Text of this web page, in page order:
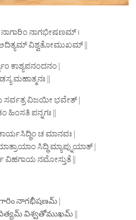
ನಾಗಭೀಷಣಮ್ ।
ಅದಿತ್ಯಮ್ ವಿಶ್ವತೋಮುಖಮ್ ||
ಕಾಶ್ಯಪನಂದನಂ |
ಮಹಾತ್ಮನಃ ||
ಸರ್ವತ್ರ ವಿಜಯೀ ಭವೇತ್ |
ಹಿಂಸತಿ ಪನ್ನಗಃ ||
ಚ ಮಾನವಃ |
ಸಿದ್ಧಿ ಮ್ಯಾಪ್ನುಯಾತ್ |
ವಿಹಗಾಯ ನಮೋಸ್ತುತೆ ||
నాగభీషణమ్ |
విశ్వతోముఖమ్ ||